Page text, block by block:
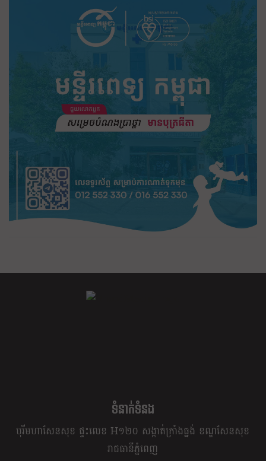
ទំនាក់ទំនង
បុរីមហាសែនសុខ ផ្ទះលេខ H១២០ សង្កាត់ក្រាំងធ្នង់ ខណ្ឌសែនសុខ
រាជធានីភ្នំពេញ